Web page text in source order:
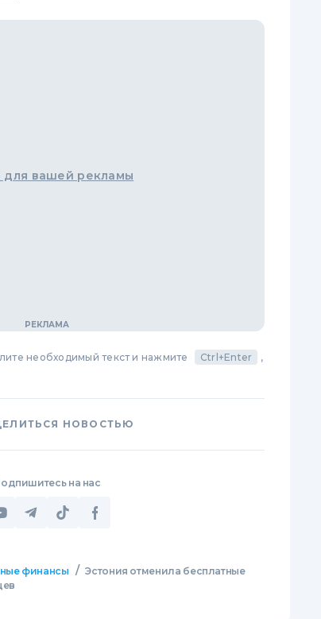
для вашей рекламы
необходимый текст и нажмите Ctrl+Enter
,
НОВОСТЬЮ
на нас
финансы / Эстония отменила бесплатные